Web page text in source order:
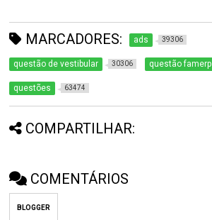
MARCADORES: ads 39306
questão de vestibular 30306 questão famerp
questões 63474
COMPARTILHAR:
COMENTÁRIOS
BLOGGER